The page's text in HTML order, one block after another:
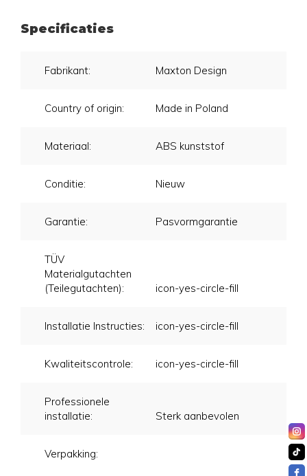
Specificaties
Fabrikant: Maxton Design
Country of origin: Made in Poland
Materiaal: ABS kunststof
Conditie: Nieuw
Garantie: Pasvormgarantie
TÜV
Materialgutachten
(Teilegutachten):
icon-yes-circle-fill
Installatie Instructies: icon-yes-circle-fill
Kwaliteitscontrole: icon-yes-circle-fill
Professionele
installatie:
Sterk aanbevolen
Verpakking: